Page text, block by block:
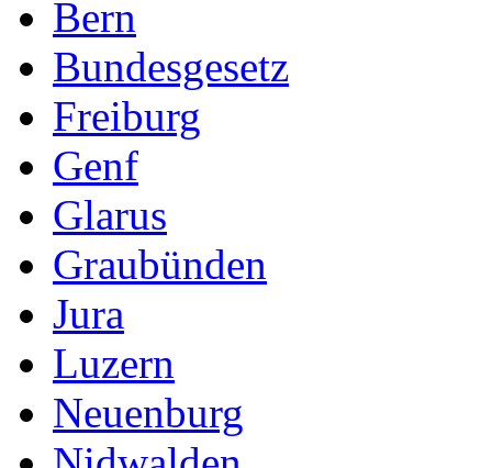
Bern
Bundesgesetz
Freiburg
Genf
Glarus
Graubünden
Jura
Luzern
Neuenburg